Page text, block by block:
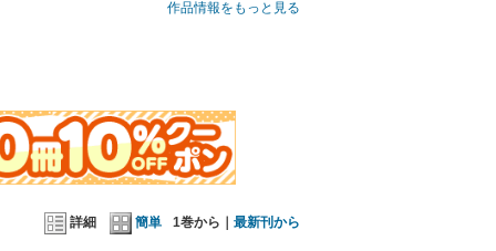
(The Rules of Life)』7万部、『上手な愛し方(The
作品情報をもっと見る
詳細 簡単 1巻から｜ 最新刊から